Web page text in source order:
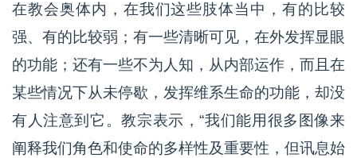
在教会奥体内，在我们这些肢体当中，有的比较
强、有的比较弱；有一些清晰可见，在外发挥显眼
的功能；还有一些不为人知，从内部运作，而且在
某些情况下从未停歇，发挥维系生命的功能，却没
有人注意到它。教宗表示，“我们能用很多图像来
阐释我们角色和使命的多样性及重要性，但讯息始